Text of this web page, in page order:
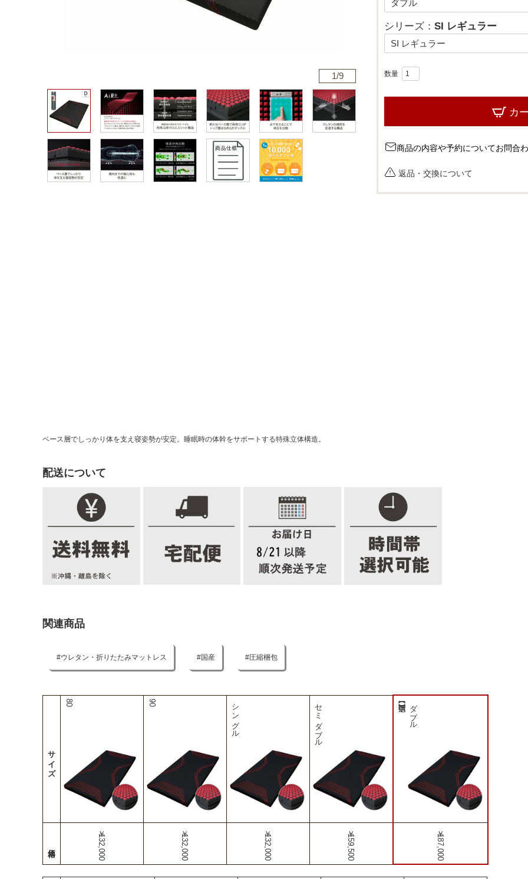
1/9
シリーズ： SI レギュラー
カ
商品の内容や予約についてお問合
返品・交換について
ベース層でしっかり体を支え寝姿勢が安定。睡眠時の体幹をサポートする特殊立体構造。
配送について
関連商品
ウレタン・折りたたみマットレス 国産 圧縮梱包
サイズ
80
￥132,000
90
￥132,000
シングル
￥132,000
セミダブル
￥159,500
ダブル
￥187,000